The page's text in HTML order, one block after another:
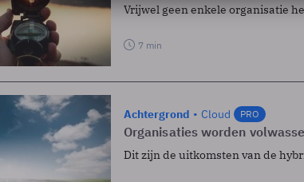
Vrijwel geen enkele organisatie
7 min
Achtergrond Cloud PRO
Organisaties worden
Dit zijn de uitkomsten van de